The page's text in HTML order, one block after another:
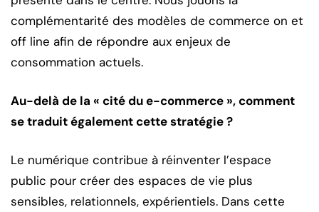
complémentarité des modèles de commerce on et
off line afin de répondre aux enjeux de
consommation actuels.
Au-delà de la « cité du e-commerce », comment
se traduit également cette stratégie ?
Le numérique contribue à réinventer l’espace
public pour créer des espaces de vie plus
sensibles, relationnels, expérientiels. Dans cette